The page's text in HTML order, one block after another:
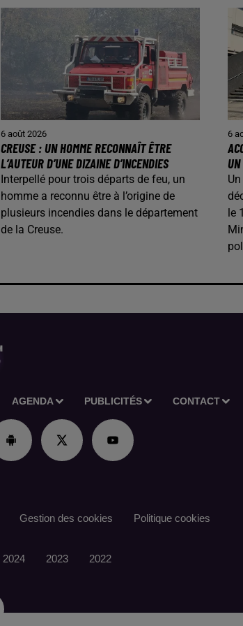
6 août 2026
CREUSE : UN HOMME RECONNAÎT ÊTRE
L’AUTEUR D’UNE DIZAINE D’INCENDIES
Interpellé pour trois départs de feu, un
homme a reconnu être à l’origine de
plusieurs incendies dans le département
de la Creuse.
6
le
AGENDA PUBLICITÉS CONTACT
Gestion des cookies Politique cookies
2024 2023 2022